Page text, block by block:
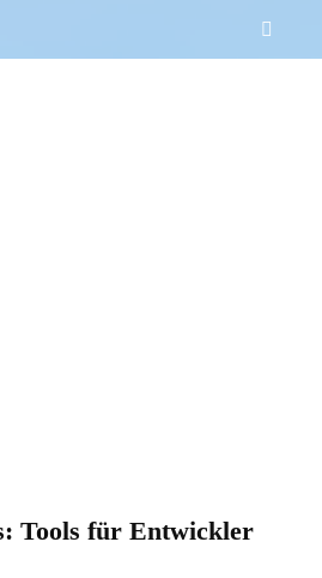
Tools für Entwickler